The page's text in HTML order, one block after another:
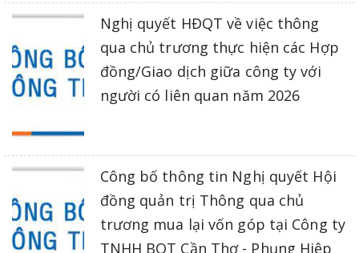
Nghị quyết HĐQT về việc thông
qua chủ trương thực hiện các Hợp
đồng/Giao dịch giữa công ty với
người có liên quan năm 2026
Công bố thông tin Nghị quyết Hội
đồng quản trị Thông qua chủ
trương mua lại vốn góp tại Công ty
TNHH BOT Cần Thơ - Phụng Hiệp